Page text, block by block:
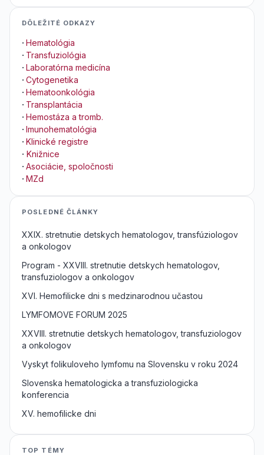
DÔLEŽITÉ ODKAZY
· Hematológia
· Transfuziológia
· Laboratórna medicína
· Cytogenetika
· Hematoonkológia
· Transplantácia
· Hemostáza a tromb.
· Imunohematológia
· Klinické registre
· Knižnice
· Asociácie, spoločnosti
· MZd
POSLEDNÉ ČLÁNKY
XXIX. stretnutie detskych hematologov, transfúziologov
a onkologov
Program - XXVIII. stretnutie detskych hematologov,
transfuziologov a onkologov
XVI. Hemofilicke dni s medzinarodnou učastou
LYMFOMOVE FORUM 2025
XXVIII. stretnutie detskych hematologov, transfuziologov
a onkologov
Vyskyt folikuloveho lymfomu na Slovensku v roku 2024
Slovenska hematologicka a transfuziologicka
konferencia
XV. hemofilicke dni
TOP TÉMY